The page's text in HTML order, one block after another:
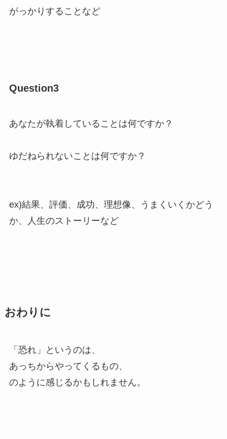
がっかりすることなど
Question3
あなたが執着していることは何ですか？
ゆだねられないことは何ですか？
ex)結果、評価、成功、理想像、うまくいくかどう
か、人生のストーリーなど
おわりに
「恐れ」というのは、
あっちからやってくるもの、
のように感じるかもしれません。